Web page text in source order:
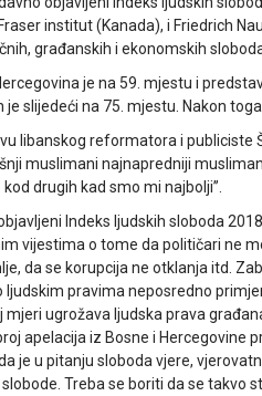
institut (Kanada), i Friedrich
građanskih i ekonomskih
je na 59. mjestu i
slijedeći na 75. mjestu. Nakon
libanskog reformatora i publiciste
muslimani najnapredniji
drugih kad smo mi najbolji’’.
Indeks ljudskih sloboda
vijestima o tome da političari ne
da se korupcija ne otklanja itd.
ljudskim pravima neposredno
ugrožava ljudska prava
apelacija iz Bosne i Hercegovine
je u pitanju sloboda vjere,
Treba se boriti da se takvo